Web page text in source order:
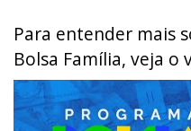
Para entender mais
Bolsa Família, veja o